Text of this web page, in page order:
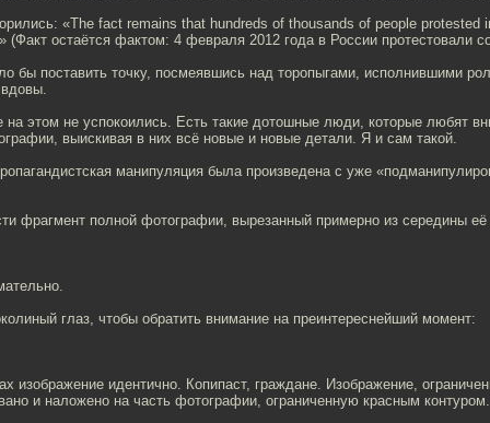
«The fact remains that hundreds of thousands of people protested
(Факт остаётся фактом: 4 февраля 2012 года в России протестовали
бы поставить точку, посмеявшись над торопыгами, исполнившими
этом не успокоились. Есть такие дотошные люди, которые любят
выискивая в них всё новые и новые детали. Я и сам такой.
манипуляция была произведена с уже
фрагмент полной фотографии, вырезанный примерно из середины
глаз, чтобы обратить внимание на преинтереснейший момент:
изображение идентично. Копипаст, граждане. Изображение,
и наложено на часть фотографии, ограниченную красным контуром.